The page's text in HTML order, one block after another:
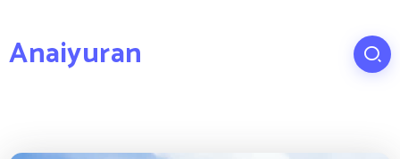
Anaiyuran